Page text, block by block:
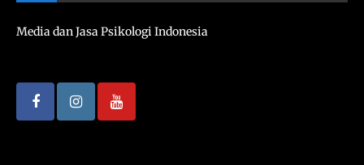
Media dan Jasa Psikologi Indonesia